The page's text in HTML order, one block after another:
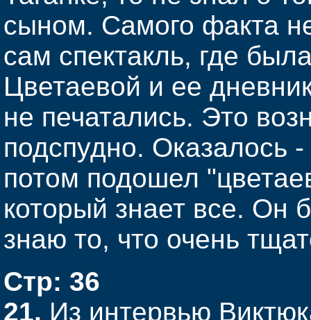
сыном. Самого факта
сам спектакль, где
Цветаевой и ее
не печатались. Это
подспудно. Оказалось
потом подошел
который знает все. Он
знаю то, что очень
Стр: 36
21. Из интервью